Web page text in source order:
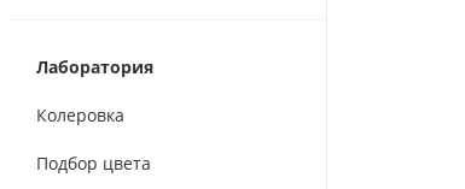
Лаборатория
Колеровка
Подбор цвета